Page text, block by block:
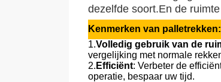
dezelfde soort.En de
Kenmerken van palletrekken:
1.Volledig gebruik van de
vergelijking met normale
2. Efficiënt: Verbeter de
operatie, bespaar uw tijd.